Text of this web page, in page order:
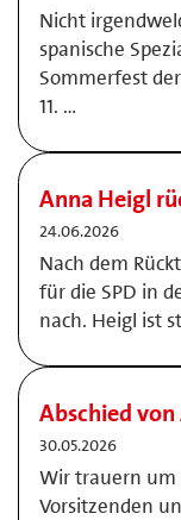
Nicht
spanische
Sommerfest
11. …
Anna Heigl
24.06.2026
Nach dem
für die SPD in
nach. Heigl ist
Abschied
30.05.2026
Wir trauern um
Vorsitzenden